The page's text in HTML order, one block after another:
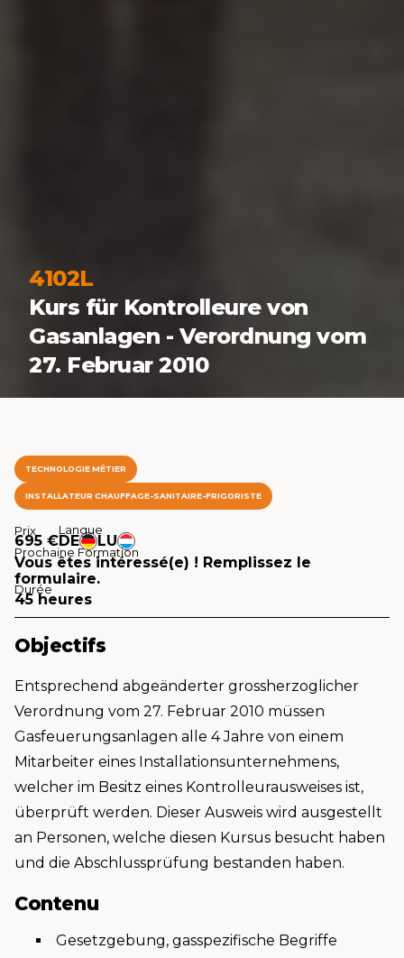
4102L
Kurs für Kontrolleure von
Gasanlagen - Verordnung vom
27. Februar 2010
TECHNOLOGIE MÉTIER
INSTALLATEUR CHAUFFAGE-SANITAIRE-FRIGORISTE
Prix
695 €
Langue
DE LU
Prochaine Formation
Vous êtes intéressé(e) ! Remplissez le
formulaire.
Durée
45 heures
Objectifs
Entsprechend abgeänderter grossherzoglicher
Verordnung vom 27. Februar 2010 müssen
Gasfeuerungsanlagen alle 4 Jahre von einem
Mitarbeiter eines Installationsunternehmens,
welcher im Besitz eines Kontrolleurausweises ist,
überprüft werden. Dieser Ausweis wird ausgestellt
an Personen, welche diesen Kursus besucht haben
und die Abschlussprüfung bestanden haben.
Contenu
Gesetzgebung, gasspezifische Begriffe